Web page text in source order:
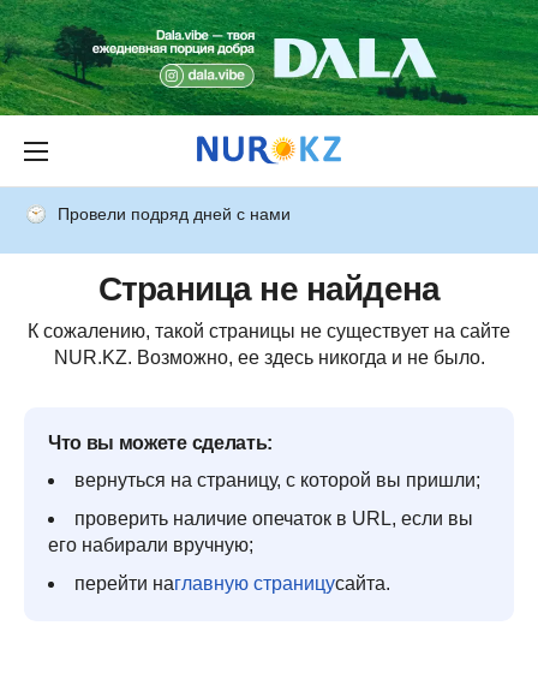
Провели подряд дней с нами
Страница не найдена
К сожалению, такой страницы не существует на сайте
NUR.KZ. Возможно, ее здесь никогда и не было.
Что вы можете сделать:
вернуться на страницу, с которой вы пришли;
проверить наличие опечаток в URL, если вы
его набирали вручную;
перейти наглавную страницусайта.